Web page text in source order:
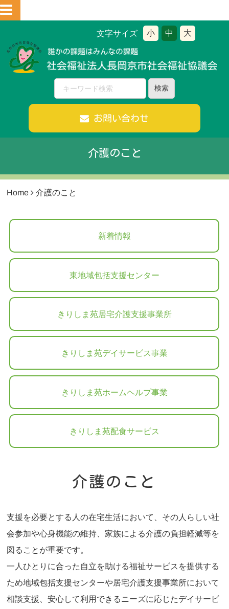
文字サイズ 小 中 大
お問い合わせ
介護のこと
Home 介護のこと
新着情報
東地域包括支援センター
きりしま苑居宅介護支援事業所
きりしま苑デイサービス事業
きりしま苑ホームヘルプ事業
きりしま苑配食サービス
介護のこと
支援を必要とする人の在宅生活において、その人らしい社
会参加や心身機能の維持、家族による介護の負担軽減等を
図ることが重要です。
一人ひとりに合った自立を助ける福祉サービスを提供する
ため地域包括支援センターや居宅介護支援事業所において
相談支援、安心して利用できるニーズに応じたデイサービ